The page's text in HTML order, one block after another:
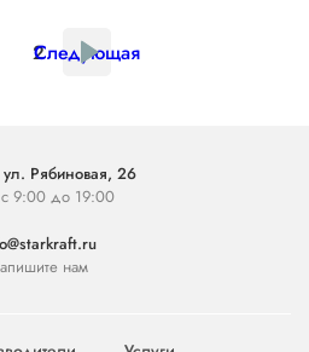
2
Следующая
Рябиновая, 26
с 9:00 до 19:00
нам